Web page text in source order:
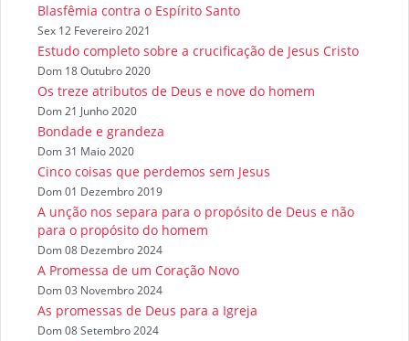
Blasfêmia contra o Espírito Santo
Sex 12 Fevereiro 2021
Estudo completo sobre a crucificação de Jesus Cristo
Dom 18 Outubro 2020
Os treze atributos de Deus e nove do homem
Dom 21 Junho 2020
Bondade e grandeza
Dom 31 Maio 2020
Cinco coisas que perdemos sem Jesus
Dom 01 Dezembro 2019
A unção nos separa para o propósito de Deus e não
para o propósito do homem
Dom 08 Dezembro 2024
A Promessa de um Coração Novo
Dom 03 Novembro 2024
As promessas de Deus para a Igreja
Dom 08 Setembro 2024